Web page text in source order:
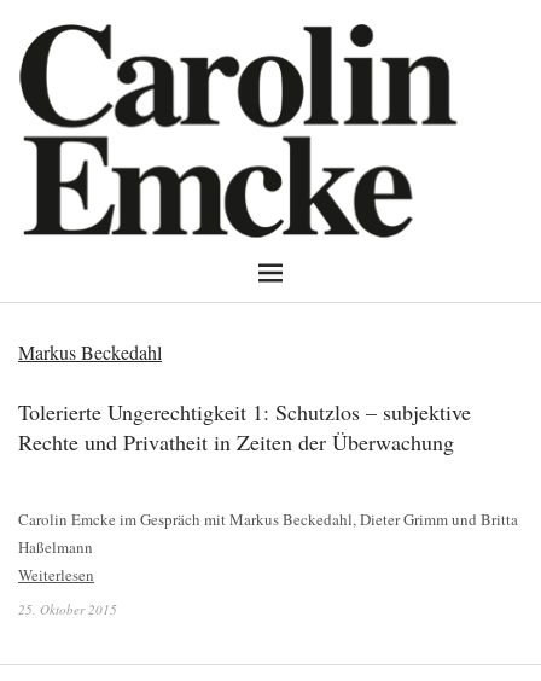
Markus Beckedahl
Tolerierte Ungerechtigkeit 1: Schutzlos – subjektive
Rechte und Privatheit in Zeiten der Überwachung
Carolin Emcke im Gespräch mit Markus Beckedahl, Dieter Grimm und Britta
Haßelmann
Weiterlesen
25. Oktober 2015